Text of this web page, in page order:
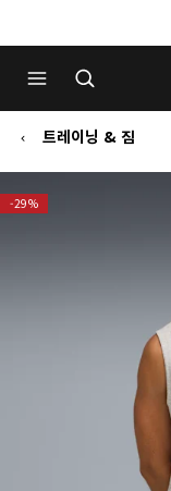
트레이닝 & 짐
-29%